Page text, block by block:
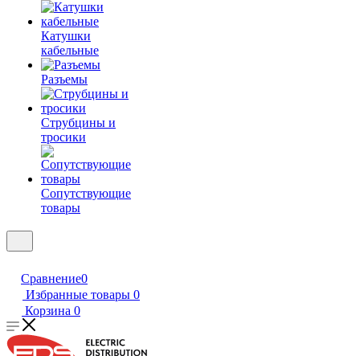
Катушки
кабельные
Разъемы
Струбцины и
тросики
Сопутствующие
товары
Сравнение0
Избранные товары 0
Корзина 0